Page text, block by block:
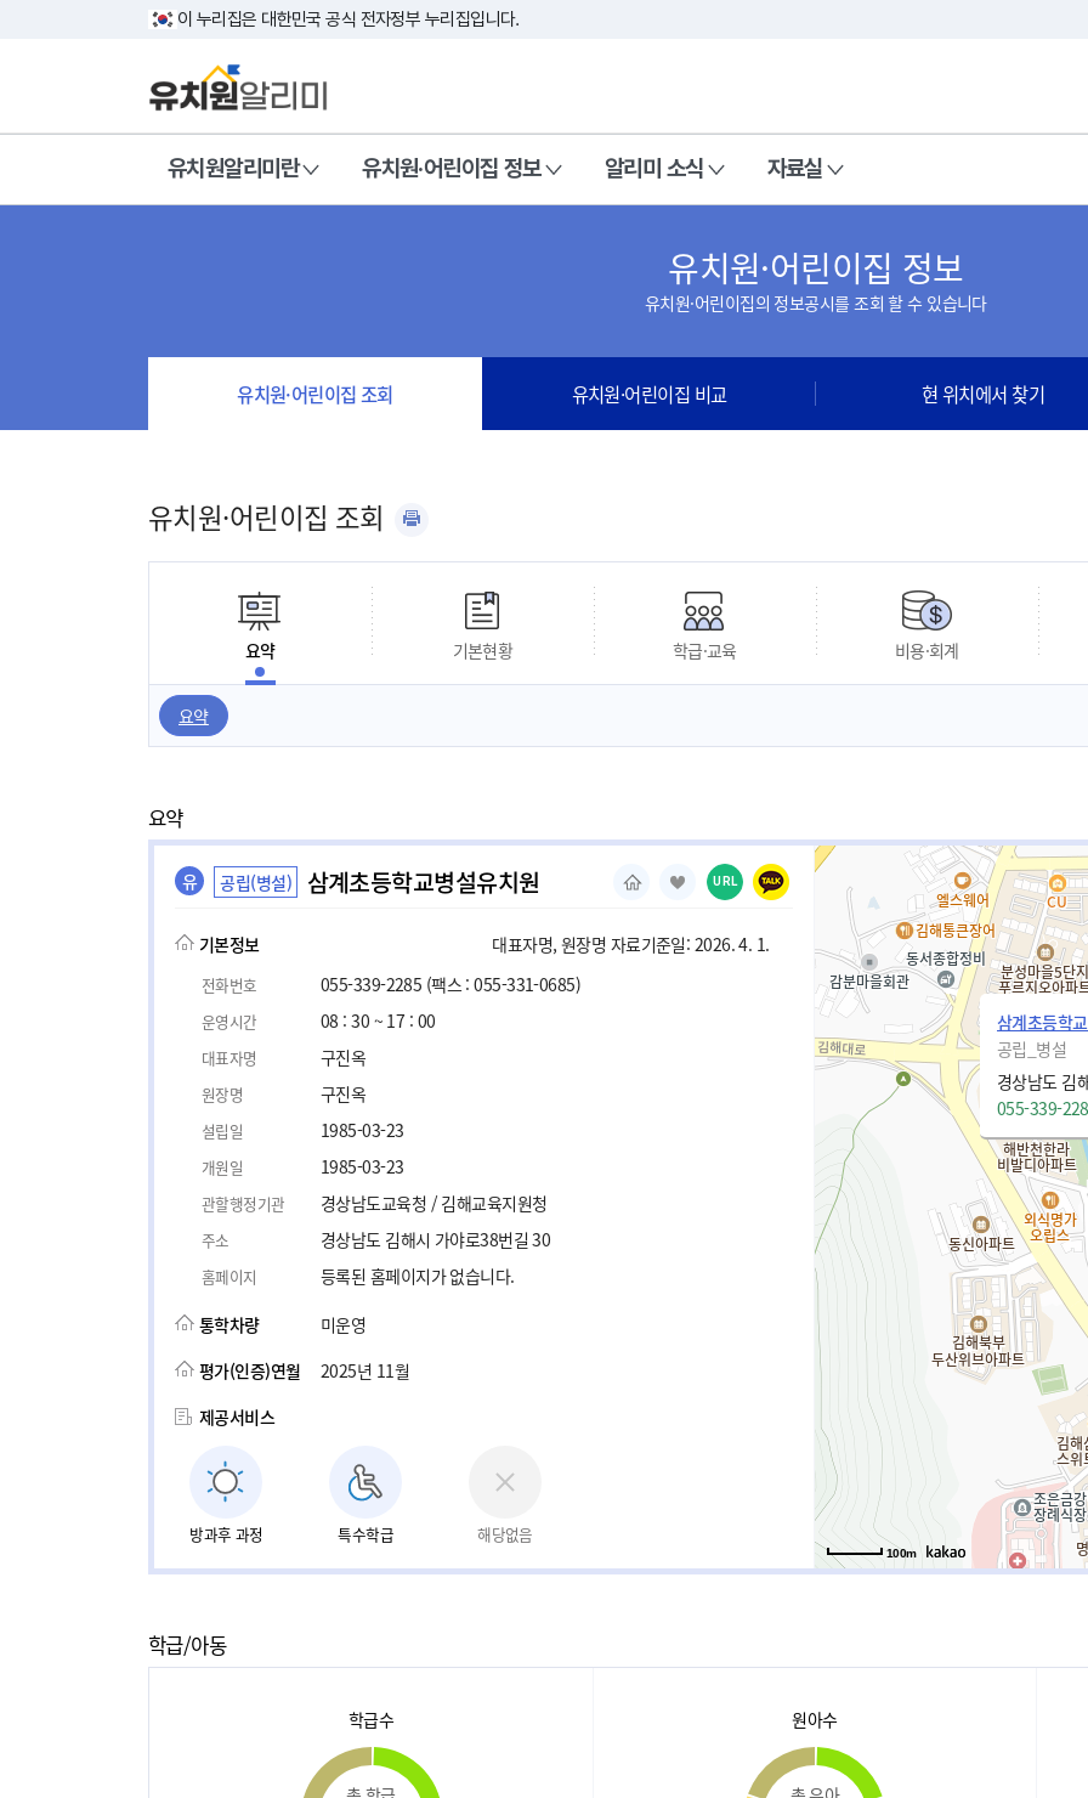
이 누리집은 대한민국 공식 전자정부 누리집입니다.
유치원알리미란 유치원·어린이집 정보 알리미 소식 자료실
유치원·어린이집 정보
유치원·어린이집의 정보공시를 조회 할 수 있습니다
유치원·어린이집 조회 유치원·어린이집 비교 현 위치에서 찾기
유치원·어린이집 조회
요약 기본현황 학급·교육 비용·회계
요약
요약
유 공립(병설) 삼계초등학교병설유치원 URL
기본정보 대표자명, 원장명 자료기준일: 2026. 4. 1.
전화번호 055-339-2285 (팩스 : 055-331-0685)
운영시간 08 : 30 ~ 17 : 00
대표자명 구진옥
원장명 구진옥
설립일 1985-03-23
개원일 1985-03-23
관할행정기관 경상남도교육청 / 김해교육지원청
주소 경상남도 김해시 가야로38번길 30
홈페이지
등록된 홈페이지가 없습니다.
통학차량
미운영
평가(인증)연월
2025년 11월
제공서비스
방과후 과정 특수학급 해당없음
삼계초등학
공립_병설
경상남도 김
055-339-
100m
학급/아동
학급수 원아수